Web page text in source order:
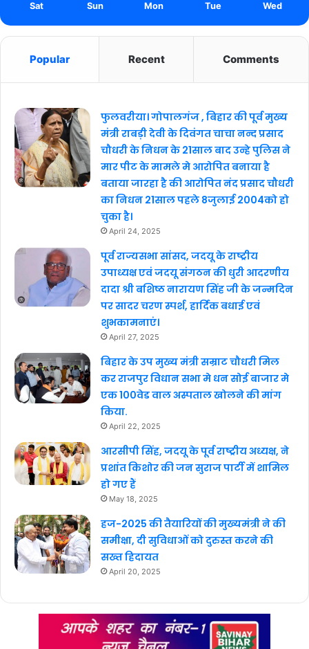
Sat Sun Mon Tue Wed
Popular Recent Comments
फुलवरीया। गोपालगंज , बिहार की पूर्व मुख्य
मंत्री राबड़ी देवी के दिवंगत चाचा नन्द प्रसाद
चौधरी के निधन के 21साल बाद उन्हे पुलिस ने
मार पीट के मामले मे आरोपित बनाया है
बताया जारहा है की आरोपित नंद प्रसाद चौधरी
का निधन 21साल पहले 8जुलाई 2004को हो
चुका है।
April 24, 2025
पूर्व राज्यसभा सांसद, जदयू के राष्ट्रीय
उपाध्यक्ष एवं जदयू संगठन की धुरी आदरणीय
दादा श्री बशिष्ठ नारायण सिंह जी के जन्मदिन
पर सादर चरण स्पर्श, हार्दिक बधाई एवं
शुभकामनाएं।
April 27, 2025
बिहार के उप मुख्य मंत्री सम्राट चौधरी मिल
कर राजपुर विधान सभा मे धन सोई बाजार मे
एक 100वेड वाल अस्पताल खोलने की मांग
किया.
April 22, 2025
आरसीपी सिंह, जदयू के पूर्व राष्ट्रीय अध्यक्ष, ने
प्रशांत किशोर की जन सुराज पार्टी में शामिल
हो गए हैं
May 18, 2025
हज-2025 की तैयारियों की मुख्यमंत्री ने की
समीक्षा, दी सुविधाओं को दुरुस्त करने की
सख्त हिदायत
April 20, 2025